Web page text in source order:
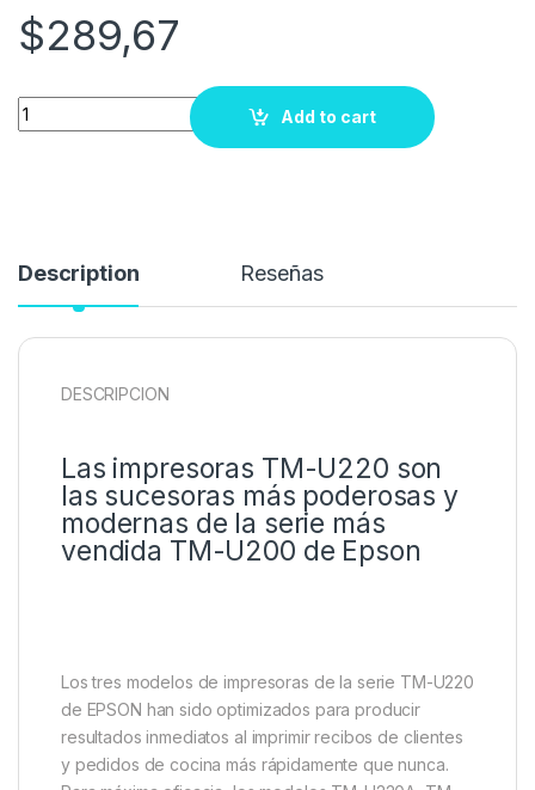
$289,67
Quantity
Add to cart
Description Reseñas
DESCRIPCION
Las impresoras TM-U220 son
las sucesoras más poderosas y
modernas de la serie más
vendida TM-U200 de Epson
Los tres modelos de impresoras de la serie TM-U220
de EPSON han sido optimizados para producir
resultados inmediatos al imprimir recibos de clientes
y pedidos de cocina más rápidamente que nunca.